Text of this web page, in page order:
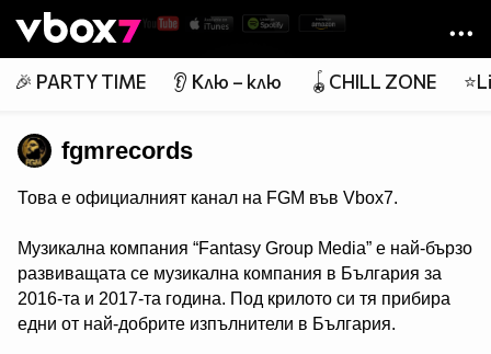
👾
🎉 PARTY TIME 👂 Клю – клю 🪀CHILL ZONE
fgmrecords
Това е официалният канал на FGM във Vbox7.
Музикална компания “Fantasy Group Media” e най-бързо
развиващата се музикална компания в България за
2016-та и 2017-та година. Под крилото си тя прибира
едни от най-добрите изпълнители в България.